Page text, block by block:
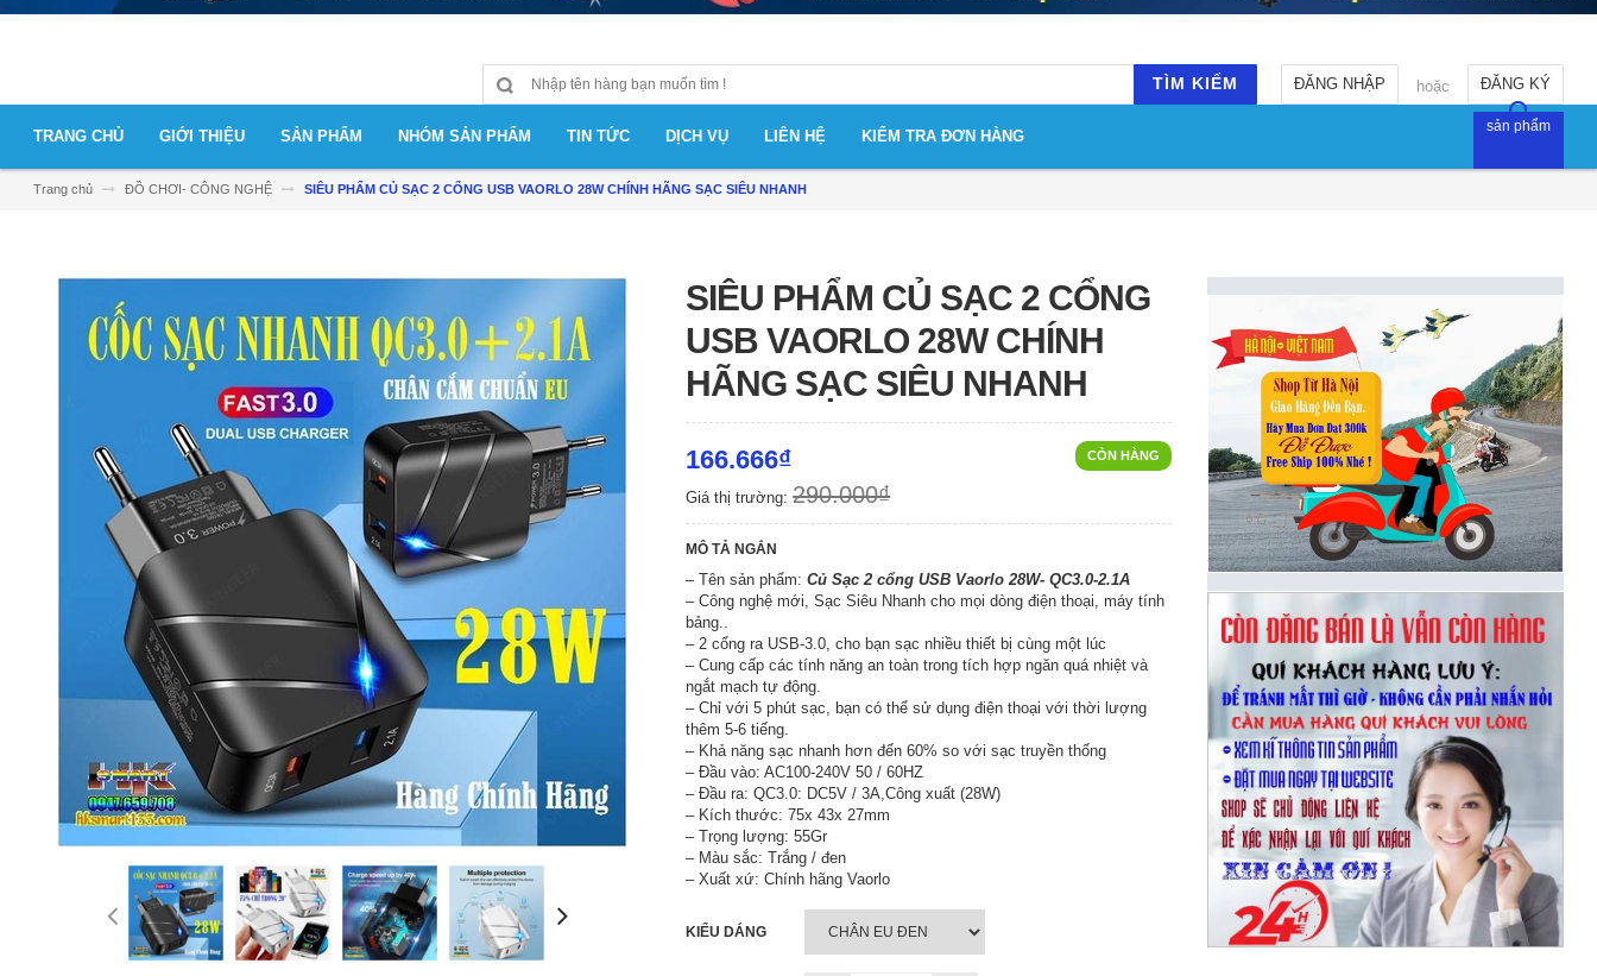
ĐĂNG KÝ
hoặc
ĐĂNG NHẬP
TÌM KIẾM
TRANG CHỦ GIỚI THIỆU SẢN PHẨM NHÓM SẢN PHẨM TIN TỨC DỊCH VỤ LIÊN HỆ KIỂM TRA ĐƠN HÀNG
sản phẩm
Trang chủ ĐỒ CHƠI- CÔNG NGHỆ SIÊU PHẨM CỦ SẠC 2 CỔNG USB VAORLO 28W CHÍNH HÃNG SẠC SIÊU NHANH
SIÊU PHẨM CỦ SẠC 2 CỔNG
USB VAORLO 28W CHÍNH
HÃNG SẠC SIÊU NHANH
CÒN HÀNG
166.666₫
Giá thị trường:290.000₫
MÔ TẢ NGẮN
– Tên sản phẩm:Củ Sạc 2 cổng USB Vaorlo 28W- QC3.0-2.1A
– Công nghệ mới, Sạc Siêu Nhanh cho mọi dòng điện thoại, máy tính
bảng..
– 2 cổng ra USB-3.0, cho bạn sạc nhiều thiết bị cùng một lúc
– Cung cấp các tính năng an toàn trong tích hợp ngăn quá nhiệt và
ngắt mạch tự động.
– Chỉ với 5 phút sạc, bạn có thể sử dụng điện thoại với thời lượng
thêm 5-6 tiếng.
– Khả năng sạc nhanh hơn đến 60% so với sạc truyền thống
– Đầu vào: AC100-240V 50 / 60HZ
– Đầu ra: QC3.0: DC5V / 3A,Công xuất (28W)
– Kích thước: 75x 43x 27mm
– Trọng lượng: 55Gr
– Màu sắc: Trắng / đen
– Xuất xứ: Chính hãng Vaorlo
KIỂU DÁNG